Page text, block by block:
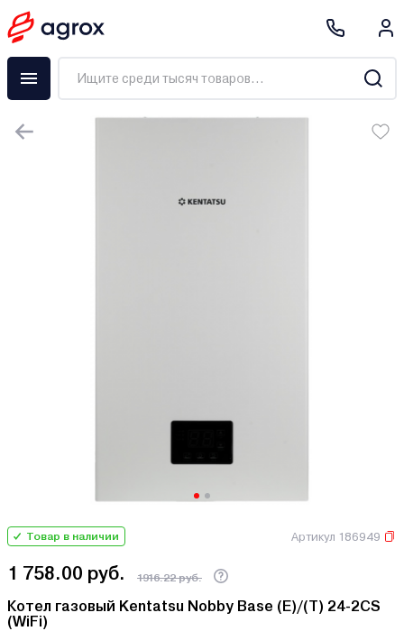
Товар в наличии Артикул 186949
1 758.00 руб. 1916.22 руб.
Котел газовый Kentatsu Nobby Base (E)/(T) 24-2CS
(WiFi)